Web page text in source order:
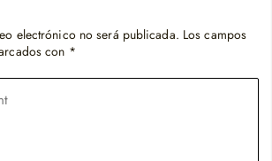
electrónico no será publicada. Los campos
con *